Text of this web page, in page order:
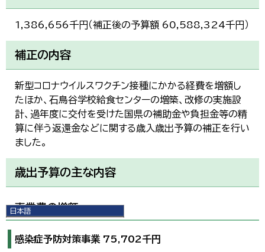
日本語
日本語
English
한국어
1,386,656千円（補正後の予算額 60,588,324千円）
補正の内容
新型コロナウイルスワクチン接種にかかる経費を増額し
たほか、石鳥谷学校給食センターの増築、改修の実施設
計、過年度に交付を受けた国県の補助金や負担金等の精
算に伴う返還金などに関する歳入歳出予算の補正を行い
ました。
歳出予算の主な内容
事業費の増額
感染症予防対策事業 75,702千円